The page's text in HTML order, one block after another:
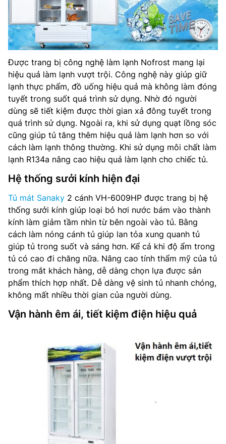
Được trang bị công nghệ làm lạnh Nofrost mang lại
hiệu quả làm lạnh vượt trội. Công nghệ này giúp giữ
lạnh thực phẩm, đồ uống hiệu quả mà không làm đóng
tuyết trong suốt quá trình sử dụng. Nhờ đó người
dùng sẽ tiết kiệm được thời gian xả đông tuyết trong
quá trình sử dụng. Ngoài ra, khi sử dụng quạt lồng sóc
cũng giúp tủ tăng thêm hiệu quả làm lạnh hơn so với
cách làm lạnh thông thường. Khi sử dụng môi chất làm
lạnh R134a nâng cao hiệu quả làm lạnh cho chiếc tủ.
Hệ thống sưởi kính hiện đại
Tủ mát Sanaky 2 cánh VH-6009HP được trang bị hệ
thống sưởi kính giúp loại bỏ hơi nước bám vào thành
kính làm giảm tầm nhìn từ bên ngoài vào tủ. Bằng
cách làm nóng cánh tủ giúp lan tỏa xung quanh tủ
giúp tủ trong suốt và sáng hơn. Kể cả khi độ ẩm trong
tủ có cao đi chăng nữa. Nâng cao tính thẩm mỹ của tủ
trong mắt khách hàng, dễ dàng chọn lựa được sản
phẩm thích hợp nhất. Dễ dàng vệ sinh tủ nhanh chóng,
không mất nhiều thời gian của người dùng.
Vận hành êm ái, tiết kiệm điện hiệu quả